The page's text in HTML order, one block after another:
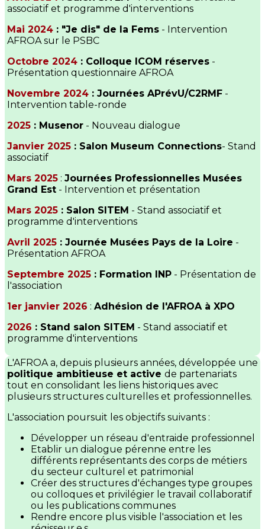
associatif et programme d'interventions
Mai 2024 : "Je dis" de la Fems - Intervention
AFROA sur le PSBC
Octobre 2024 : Colloque ICOM réserves -
Présentation questionnaire AFROA
Novembre 2024 : Journées APrévU/C2RMF -
Intervention table-ronde
2025 : Musenor - Nouveau dialogue
Janvier 2025 : Salon Museum Connections- Stand
associatif
Mars 2025 : Journées Professionnelles Musées
Grand Est - Intervention et présentation
Mars 2025 : Salon SITEM - Stand associatif et
programme d'interventions
Avril 2025 : Journée Musées Pays de la Loire -
Présentation AFROA
Septembre 2025 : Formation INP - Présentation de
l'association
1er janvier 2026 : Adhésion de l'AFROA à XPO
2026 : Stand salon SITEM - Stand associatif et
programme d'interventions
L'AFROA a, depuis plusieurs années, développée une
politique ambitieuse et active de partenariats
tout en consolidant les liens historiques avec
plusieurs structures culturelles et professionnelles.
L'association poursuit les objectifs suivants :
Développer un réseau d'entraide professionnel
Etablir un dialogue pérenne entre les
différents représentants des corps de métiers
du secteur culturel et patrimonial
Créer des structures d'échanges type groupes
ou colloques et privilégier le travail collaboratif
ou les publications communes
Rendre encore plus visible l'association et les